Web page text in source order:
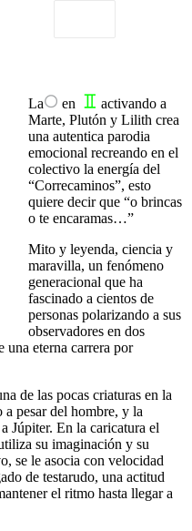
La en
activando a
Marte, Plutón y Lilith crea
una autentica parodia
emocional recreando en el
colectivo la energía del
“Correcaminos”, esto
quiere decir que “o brincas
o te encaramas…”
Mito y leyenda, ciencia y
maravilla, un fenómeno
generacional que ha
fascinado a cientos de
personas polarizando a sus
observadores en dos
una eterna carrera por
de las pocas criaturas en la
pesar del hombre, y la
Júpiter. En la caricatura el
su imaginación y su
se le asocia con velocidad
de testarudo, una actitud
el ritmo hasta llegar a